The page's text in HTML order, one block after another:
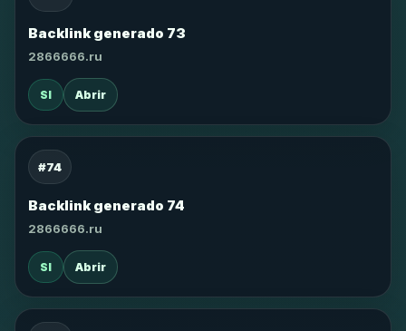
Backlink generado 73
2866666.ru
SI Abrir
#74
Backlink generado 74
2866666.ru
SI Abrir